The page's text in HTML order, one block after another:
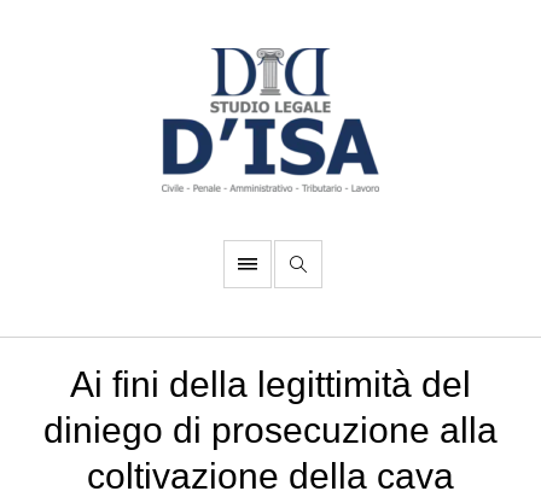
Ai fini della legittimità del
diniego di prosecuzione alla
coltivazione della cava